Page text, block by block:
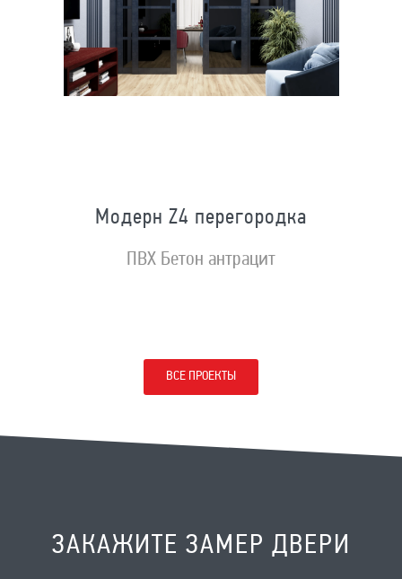
Модерн Z4 перегородка
ПВХ Бетон антрацит
ВСЕ ПРОЕКТЫ
ЗАКАЖИТЕ ЗАМЕР ДВЕРИ